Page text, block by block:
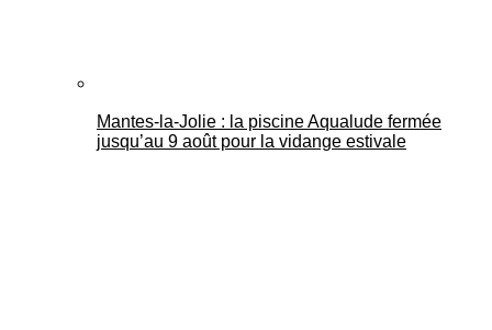
Mantes-la-Jolie : la piscine Aqualude fermée
jusqu’au 9 août pour la vidange estivale